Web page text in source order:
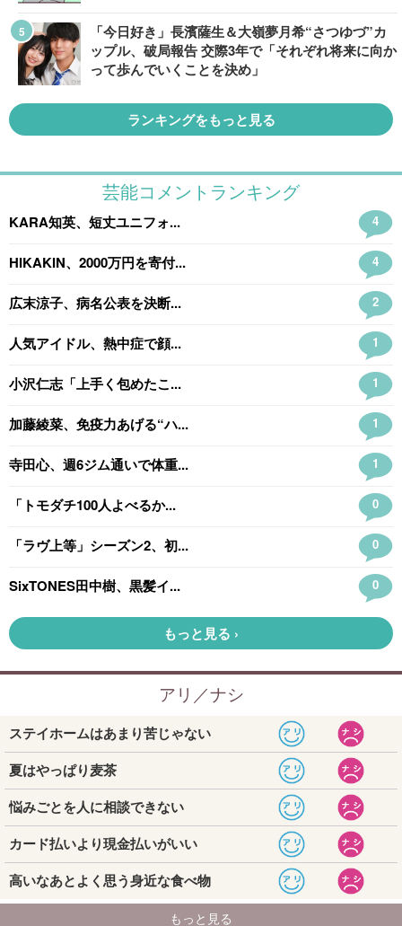
「今日好き」長濱薩生＆大嶺夢月希“さつゆづ”カ
ップル、破局報告 交際3年で「それぞれ将来に向か
って歩んでいくことを決め」
ランキングをもっと見る